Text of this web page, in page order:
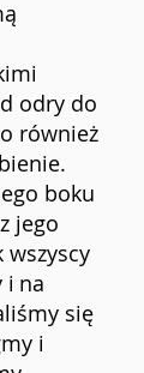
odry do
również
boku
jego
wszyscy
i na
się
i